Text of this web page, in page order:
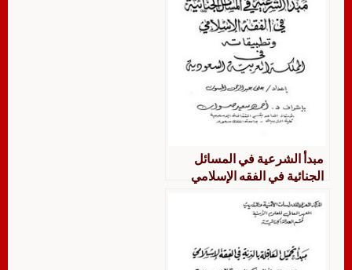
مبدأ الشرعية في المسائل
الجنائية في الفقه الإسلامي
السعودية